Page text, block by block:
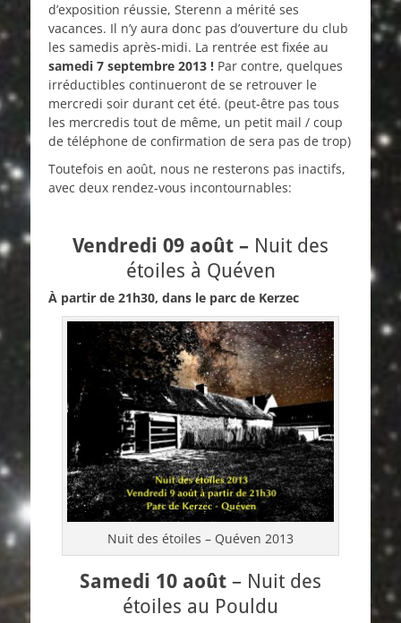
d’exposition réussie, Sterenn a mérité ses
vacances. Il n’y aura donc pas d’ouverture du club
les samedis après-midi. La rentrée est fixée au
samedi 7 septembre 2013 ! Par contre, quelques
irréductibles continueront de se retrouver le
mercredi soir durant cet été. (peut-être pas tous
les mercredis tout de même, un petit mail / coup
de téléphone de confirmation de sera pas de trop)
Toutefois en août, nous ne resterons pas inactifs,
avec deux rendez-vous incontournables:
Vendredi 09 août – Nuit des
étoiles à Quéven
À partir de 21h30, dans le parc de Kerzec
Nuit des étoiles – Quéven 2013
Samedi 10 août – Nuit des
étoiles au Pouldu